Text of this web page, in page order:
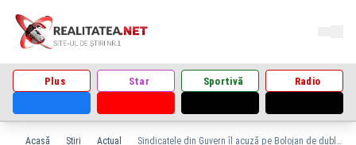
Plus Star Sportivă Radio
Acasă Știri Actual Sindicatele din Guvern îl acuză pe Bolojan de dublu standard după majorările ascunse de la Romgaz